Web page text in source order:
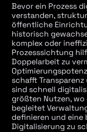
Bevor ein Prozess
verstanden,
öffentliche
historisch
komplex oder
Prozesssichtung
Doppelarbeit zu
schafft
sind schnell
größten Nutzen,
begleitet
definieren und eine
Digitalisierung zu